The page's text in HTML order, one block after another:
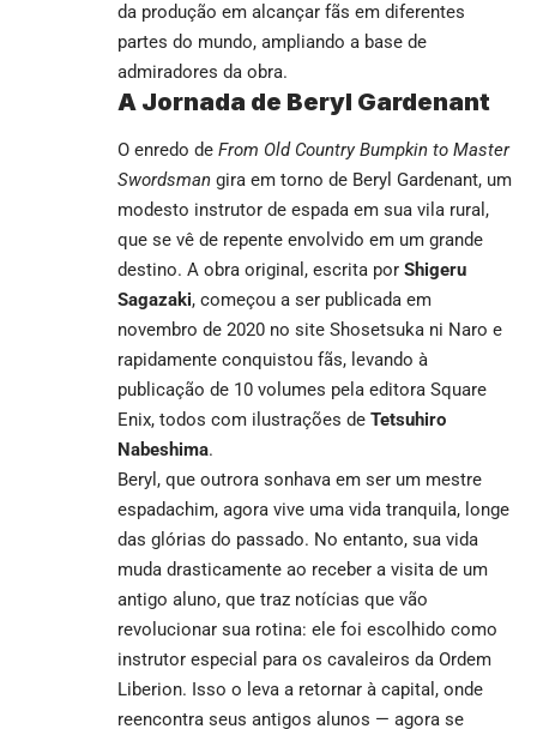
da produção em alcançar fãs em diferentes
partes do mundo, ampliando a base de
admiradores da obra.
A Jornada de Beryl Gardenant
O enredo de From Old Country Bumpkin to Master
Swordsman gira em torno de Beryl Gardenant, um
modesto instrutor de espada em sua vila rural,
que se vê de repente envolvido em um grande
destino. A obra original, escrita por Shigeru
Sagazaki, começou a ser publicada em
novembro de 2020 no site Shosetsuka ni Naro e
rapidamente conquistou fãs, levando à
publicação de 10 volumes pela editora Square
Enix, todos com ilustrações de Tetsuhiro
Nabeshima.
Beryl, que outrora sonhava em ser um mestre
espadachim, agora vive uma vida tranquila, longe
das glórias do passado. No entanto, sua vida
muda drasticamente ao receber a visita de um
antigo aluno, que traz notícias que vão
revolucionar sua rotina: ele foi escolhido como
instrutor especial para os cavaleiros da Ordem
Liberion. Isso o leva a retornar à capital, onde
reencontra seus antigos alunos — agora se